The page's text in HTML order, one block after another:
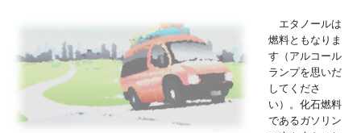
エタノールは
燃料ともなりま
す（アルコール
ランプを思いだ
してくださ
い）。化石燃料
であるガソリン